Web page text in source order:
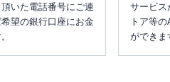
いた電話番号にご連
望の銀行口座にお金
サービス
トア等
ができま